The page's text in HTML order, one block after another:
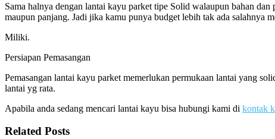
Sama halnya dengan lantai kayu parket tipe Solid walaupun bahan
maupun panjang. Jadi jika kamu punya budget lebih tak ada salahnya
Miliki.
Persiapan Pemasangan
Pemasangan lantai kayu parket memerlukan permukaan lantai yang
lantai yg rata.
Apabila anda sedang mencari lantai kayu bisa hubungi kami di kontak
Related Posts